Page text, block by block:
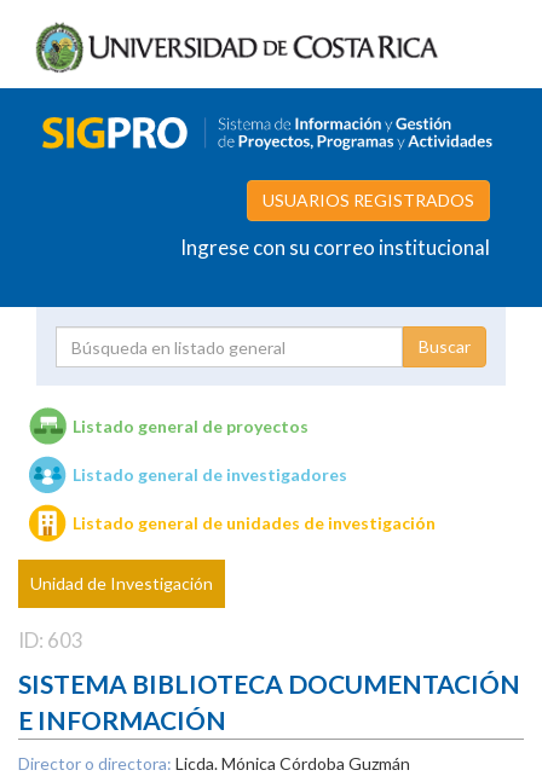
USUARIOS REGISTRADOS
Ingrese con su correo institucional
Unidades de investigación
Listado general de proyectos
Listado general de investigadores
Listado general de unidades de investigación
Unidad de Investigación
ID: 603
SISTEMA BIBLIOTECA DOCUMENTACIÓN
E INFORMACIÓN
Director o directora: Licda. Mónica Córdoba Guzmán